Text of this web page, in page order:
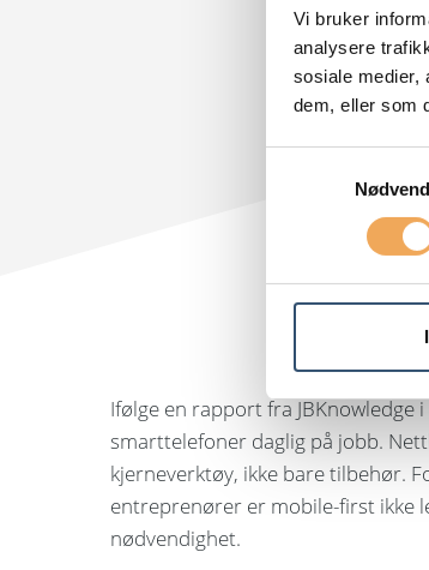
Vi bruker
analysere
sosiale medier,
dem, eller som
Ifølge en rapport fra
smarttelefoner daglig på jobb.
kjerneverktøy, ikke bare tilbehør.
entreprenører er mobile-first ikke
nødvendighet.